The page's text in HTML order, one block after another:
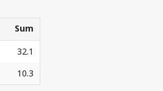
Sum
32.1
10.3